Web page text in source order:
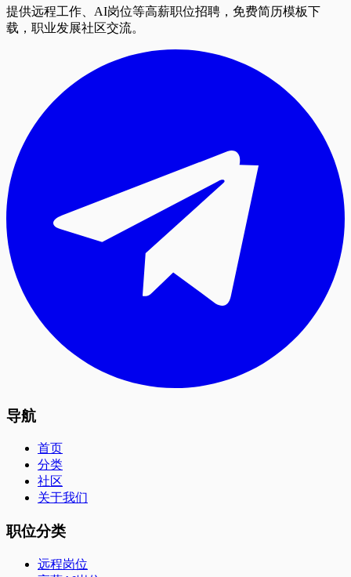
提供远程工作、AI岗位等高薪职位招聘，免费简历模板下
载，职业发展社区交流。
导航
首页
分类
社区
关于我们
职位分类
远程岗位